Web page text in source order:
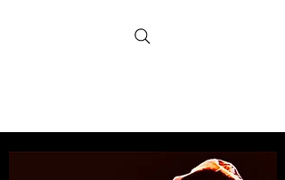
Hank Nishiyama